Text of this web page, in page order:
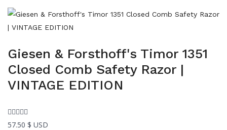
Giesen & Forsthoff's Timor 1351
Closed Comb Safety Razor |
VINTAGE EDITION
57.50 $ USD